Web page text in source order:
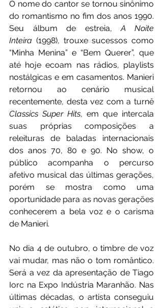
O nome do cantor se tornou sinônimo
do romantismo no fim dos anos 1990.
Seu álbum de estreia, A Noite
Inteira (1998), trouxe sucessos como
“Minha Menina” e “Bem Querer”, que
até hoje ecoam nas rádios, playlists
nostálgicas e em casamentos. Manieri
retornou ao cenário musical
Classics Super Hits, em que intercala
suas próprias composições a
releituras de baladas internacionais
dos anos 70, 80 e 90. No show, o
público acompanha o percurso
afetivo musical das últimas gerações,
porém se mostra como uma
oportunidade para as novas gerações
conhecerem a bela voz e o carisma
de Manieri.
No dia 4 de outubro, o timbre de voz
vai mudar, mas não o tom romântico.
Será a vez da apresentação de Tiago
Iorc na Expo Indústria Maranhão. Nas
últimas décadas, o artista conseguiu